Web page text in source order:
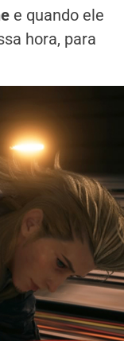
e quando ele
hora, para